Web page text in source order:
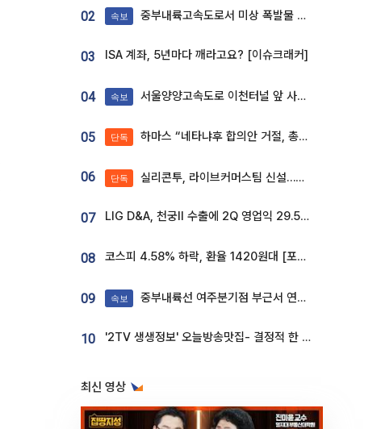
02 속보 중부내륙고속도로서 미상 폭발물 발견
03 ISA 계좌, 5년마다 깨라고요? [이슈크래커]
04 속보 서울양양고속도로 이천터널 앞 사고 발생
05 단독 하마스 “네타냐후 합의안 거절, 총선 앞두고 시간 끌기”
06 단독 실리콘투, 라이브커머스팀 신설…K뷰티 ‘글로벌 판매망’ 확대[K뷰티 라방戰]
07 LIG D&A, 천궁Ⅱ 수출에 2Q 영업익 29.5%↑…수주잔고 24.6조 [종합]
08 코스피 4.58% 하락, 환율 1420원대 [포토]
09 속보 중부내륙선 여주분기점 부근서 연이은 추돌사고 발생
10 '2TV 생생정보' 오늘방송맛집- 결정적 한 수, 3종 메밀면! 메밀 소바 맛집 '의○○○○'
최신 영상